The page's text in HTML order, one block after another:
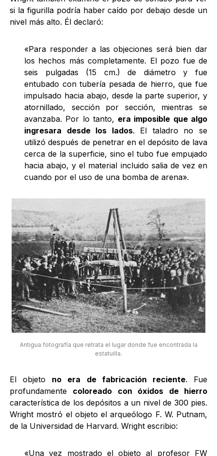
si la figurilla podría haber caído por debajo desde un
nivel más alto. Él declaró:
«Para responder a las objeciones será bien dar
los hechos más completamente. El pozo fue de
seis pulgadas (15 cm.) de diámetro y fue
entubado con tubería pesada de hierro, que fue
impulsado hacia abajo, desde la parte superior, y
atornillado, sección por sección, mientras se
avanzaba. Por lo tanto, era imposible que algo
ingresara desde los lados. El taladro no se
utilizó después de penetrar en el depósito de lava
cerca de la superficie, sino el tubo fue empujado
hacia abajo, y el material incluido salia de vez en
cuando por el uso de una bomba de arena».
Antigua fotografía que retrata el lugar donde fue encontrada la
estatuilla.
El objeto no era de fabricación reciente. Fue
profundamente coloreado con óxidos de hierro
característica de los depósitos a un nivel de 300 pies.
Wright mostró el objeto el arqueólogo F. W. Putnam,
de la Universidad de Harvard. Wright escribio:
«Una vez mostrado el objeto al profesor FW